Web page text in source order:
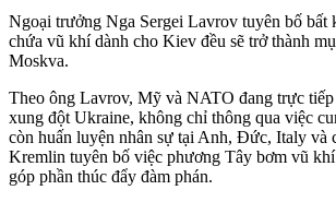
Ngoại trưởng Nga Sergei Lavrov tuyên bố bất
chứa vũ khí dành cho Kiev đều sẽ trở thành
Moskva.
Theo ông Lavrov, Mỹ và NATO đang trực
xung đột Ukraine, không chỉ thông qua việc
còn huấn luyện nhân sự tại Anh, Đức, Italy và
Kremlin tuyên bố việc phương Tây bơm vũ
góp phần thúc đẩy đàm phán.